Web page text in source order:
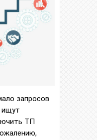
запросов
ищут
ТП